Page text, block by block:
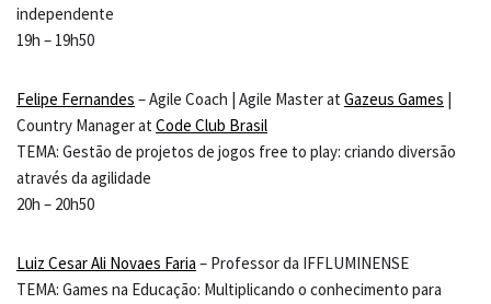
independente
19h – 19h50
Felipe Fernandes – Agile Coach | Agile Master at Gazeus Games
Country Manager at Code Club Brasil
TEMA: Gestão de projetos de jogos free to play: criando diversão
através da agilidade
20h – 20h50
Luiz Cesar Ali Novaes Faria – Professor da IFFLUMINENSE
TEMA: Games na Educação: Multiplicando o conhecimento para